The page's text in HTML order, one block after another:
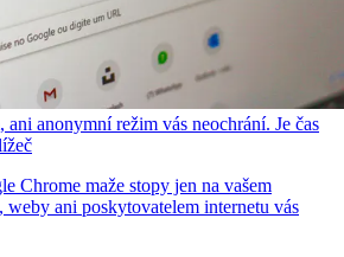
ani anonymní režim vás neochrání. Je čas
Chrome maže stopy jen na vašem
weby ani poskytovatelem internetu vás